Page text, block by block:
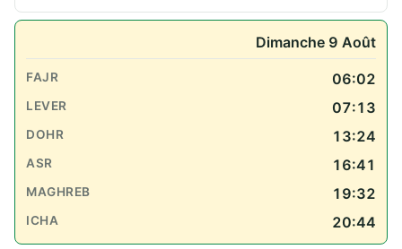
Dimanche 9 Août
06:02
07:13
13:24
16:41
19:32
20:44